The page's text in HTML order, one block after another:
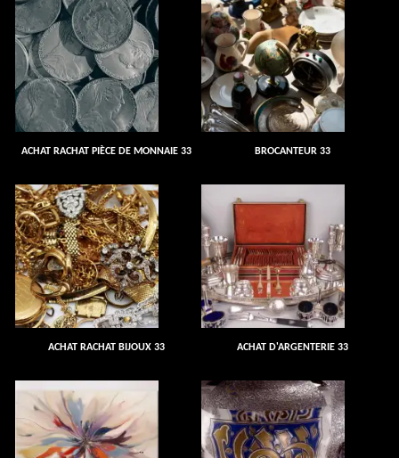
ACHAT RACHAT PIÈCE DE MONNAIE 33 BROCANTEUR 33
ACHAT RACHAT BIJOUX 33 ACHAT D'ARGENTERIE 33